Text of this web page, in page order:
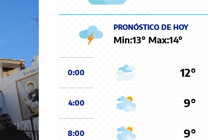
PRONÓSTICO DE HOY
Min:13° Max:14°
0:00 12°
4:00 9°
8:00 9°